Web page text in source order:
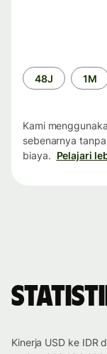
Periode
waktu
48J 1M
Kami
sebenarnya
biaya. Pelajari
Kinerja USD ke IDR